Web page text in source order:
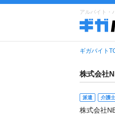
アルバイト・
ギガバイト
株式会社
派遣 介護
株式会社